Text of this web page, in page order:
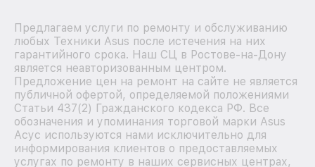
Предлагаем услуги по ремонту и обслуживанию
любых Техники Asus после истечения на них
гарантийного срока. Наш СЦ в Ростове-на-Дону
является неавторизованным центром.
Предложение цен на ремонт на сайте не является
публичной офертой, определяемой положениями
Статьи 437(2) Гражданского кодекса РФ. Все
обозначения и упоминания торговой марки Asus
Асус используются нами исключительно для
информирования клиентов о предоставляемых
услугах по ремонту в наших сервисных центрах,